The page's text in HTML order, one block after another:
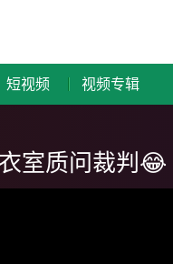
短视频 视频专辑
室质问裁判😂